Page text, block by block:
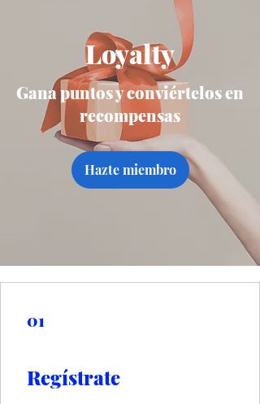
Loyalty
Gana puntos y conviértelos en
recompensas
Hazte miembro
01
Regístrate